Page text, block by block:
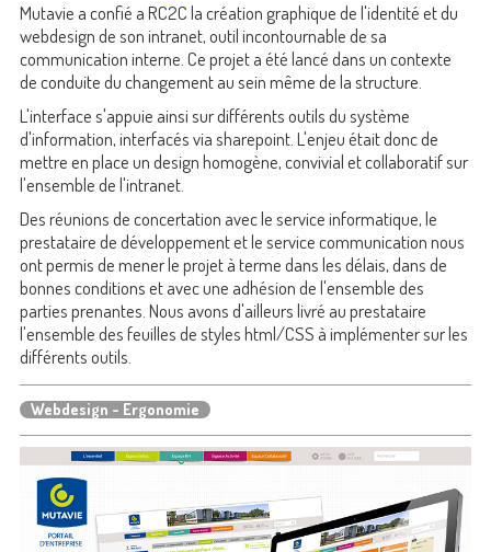
Mutavie a confié a RC2C la création graphique de l'identité et du
webdesign de son intranet, outil incontournable de sa
communication interne. Ce projet a été lancé dans un contexte
de conduite du changement au sein même de la structure.
L'interface s'appuie ainsi sur différents outils du système
d'information, interfacés via sharepoint. L'enjeu était donc de
mettre en place un design homogène, convivial et collaboratif sur
l'ensemble de l'intranet.
Des réunions de concertation avec le service informatique, le
prestataire de développement et le service communication nous
ont permis de mener le projet à terme dans les délais, dans de
bonnes conditions et avec une adhésion de l'ensemble des
parties prenantes. Nous avons d'ailleurs livré au prestataire
l'ensemble des feuilles de styles html/CSS à implémenter sur les
différents outils.
Webdesign - Ergonomie